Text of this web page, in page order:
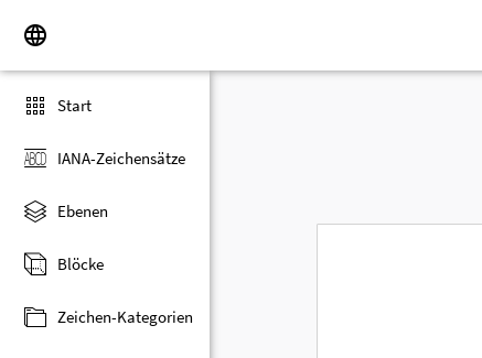
Start
IANA-Zeichensätze
Ebenen
Blöcke
Zeichen-Kategorien